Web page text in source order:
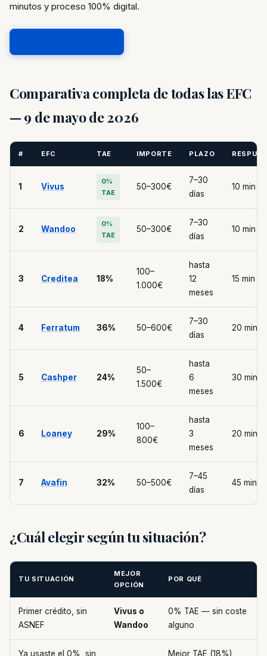
minutos y proceso 100% digital.
Comparativa completa de todas las EFC
— 9 de mayo de 2026
# EFC TAE IMPORTE PLAZO
1 Vivus
0%
TAE
50–300€
7–30
días
10 min
2 Wandoo
0%
TAE
50–300€
7–30
días
10 min
3 Creditea 18%
100–
1.000€
hasta
12
meses
15 min
4 Ferratum 36% 50–600€
7–30
días
20 min
5 Cashper 24%
50–
1.500€
hasta
6
meses
30 min
6 Loaney 29%
100–
800€
hasta
3
meses
20 min
7 Avafin 32% 50–500€
7–45
días
45 min
¿Cuál elegir según tu situación?
TU SITUACIÓN
MEJOR
OPCIÓN
POR QUÉ
Primer crédito, sin
ASNEF
Vivus o
Wandoo
0% TAE — sin coste
alguno
Ya usaste el 0%, sin Mejor TAE (18%),